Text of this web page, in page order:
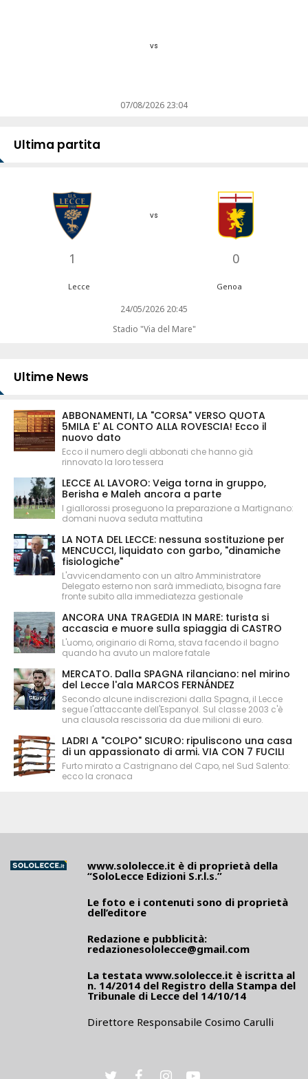
vs
07/08/2026 23:04
Ultima partita
1
vs
0
Lecce Genoa
24/05/2026 20:45
Stadio "Via del Mare"
Ultime News
ABBONAMENTI, LA "CORSA" VERSO QUOTA
5MILA E' AL CONTO ALLA ROVESCIA! Ecco il
nuovo dato
Ecco il numero degli abbonati che hanno già
rinnovato la loro tessera
LECCE AL LAVORO: Veiga torna in gruppo,
Berisha e Maleh ancora a parte
I giallorossi proseguono la preparazione a Martignano:
domani nuova seduta mattutina
LA NOTA DEL LECCE: nessuna sostituzione per
MENCUCCI, liquidato con garbo, "dinamiche
fisiologiche"
L'avvicendamento con un altro Amministratore
Delegato esterno non sarà immediato, bisogna fare
fronte subito alla immediatezza gestionale
ANCORA UNA TRAGEDIA IN MARE: turista si
accascia e muore sulla spiaggia di CASTRO
L'uomo, originario di Roma, stava facendo il bagno
quando ha avuto un malore fatale
MERCATO. Dalla SPAGNA rilanciano: nel mirino
del Lecce l'ala MARCOS FERNÁNDEZ
Secondo alcune indiscrezioni dalla Spagna, il Lecce
segue l'attaccante dell'Espanyol. Sul classe 2003 c'è
una clausola rescissoria da due milioni di euro.
LADRI A "COLPO" SICURO: ripuliscono una casa
di un appassionato di armi. VIA CON 7 FUCILI
Furto mirato a Castrignano del Capo, nel Sud Salento:
ecco la cronaca
www.sololecce.it è di proprietà della
“SoloLecce Edizioni S.r.l.s.”
Le foto e i contenuti sono di proprietà
dell’editore
Redazione e pubblicità:
redazionesololecce@gmail.com
La testata www.sololecce.it è iscritta al
n. 14/2014 del Registro della Stampa del
Tribunale di Lecce del 14/10/14
Direttore Responsabile Cosimo Carulli